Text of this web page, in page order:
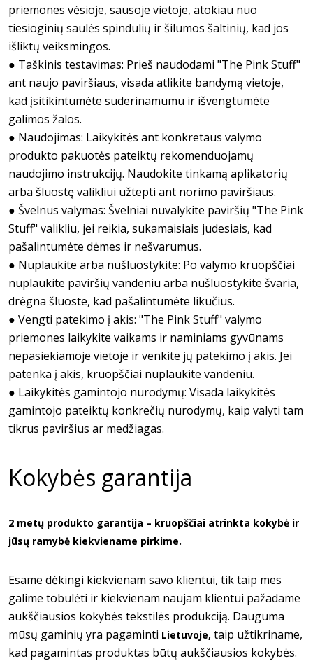
priemones vėsioje, sausoje vietoje, atokiau nuo
tiesioginių saulės spindulių ir šilumos šaltinių, kad jos
išliktų veiksmingos.
● Taškinis testavimas: Prieš naudodami "The Pink Stuff"
ant naujo paviršiaus, visada atlikite bandymą vietoje,
kad įsitikintumėte suderinamumu ir išvengtumėte
galimos žalos.
● Naudojimas: Laikykitės ant konkretaus valymo
produkto pakuotės pateiktų rekomenduojamų
naudojimo instrukcijų. Naudokite tinkamą aplikatorių
arba šluostę valikliui užtepti ant norimo paviršiaus.
● Švelnus valymas: Švelniai nuvalykite paviršių "The Pink
Stuff" valikliu, jei reikia, sukamaisiais judesiais, kad
pašalintumėte dėmes ir nešvarumus.
● Nuplaukite arba nušluostykite: Po valymo kruopščiai
nuplaukite paviršių vandeniu arba nušluostykite švaria,
drėgna šluoste, kad pašalintumėte likučius.
● Vengti patekimo į akis: "The Pink Stuff" valymo
priemones laikykite vaikams ir naminiams gyvūnams
nepasiekiamoje vietoje ir venkite jų patekimo į akis. Jei
patenka į akis, kruopščiai nuplaukite vandeniu.
● Laikykitės gamintojo nurodymų: Visada laikykitės
gamintojo pateiktų konkrečių nurodymų, kaip valyti tam
tikrus paviršius ar medžiagas.
Kokybės garantija
2 metų produkto garantija – kruopščiai atrinkta kokybė ir
jūsų ramybė kiekviename pirkime.
Esame dėkingi kiekvienam savo klientui, tik taip mes
galime tobulėti ir kiekvienam naujam klientui pažadame
aukščiausios kokybės tekstilės produkciją. Dauguma
mūsų gaminių yra pagaminti Lietuvoje, taip užtikriname,
kad pagamintas produktas būtų aukščiausios kokybės.